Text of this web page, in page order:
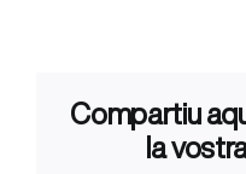
de
Metadona
Compartiu
la